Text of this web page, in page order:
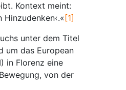
Kontext meint:
Hinzudenken‹.« [1]
unter dem Titel
um das European
in Florenz eine
von der